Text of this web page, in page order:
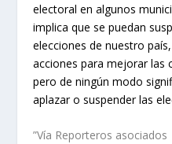
electoral en algunos
implica que se puedan
elecciones de nuestro
acciones para mejorar las
pero de ningún modo
aplazar o suspender las
”Vía Reporteros asociados